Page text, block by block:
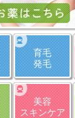
育毛
発毛
美容
スキンケア